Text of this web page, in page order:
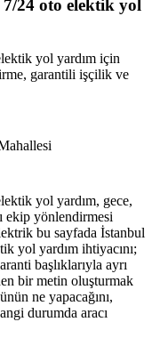
24 oto elektik yol
yol yardım için
garantili işçilik ve
yol yardım, gece,
ekip yönlendirmesi
bu sayfada İstanbul
yol yardım ihtiyacını;
başlıklarıyla ayrı
bir metin oluşturmak
ne yapacağını,
durumda aracı